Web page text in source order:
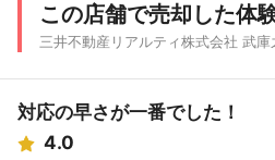
この店舗で売却した体
三井不動産リアルティ株式会社 武庫
対応の早さが一番でした！
4.0